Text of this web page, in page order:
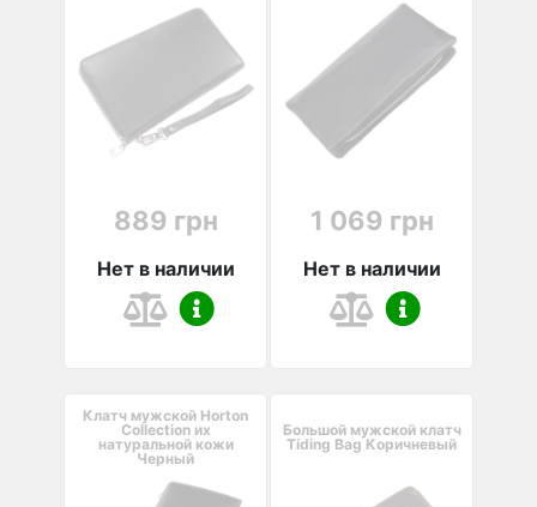
889 грн
Нет в наличии
1 069 грн
Нет в наличии
Клатч мужской Horton
Collection их
натуральной кожи
Черный
Большой мужской клатч
Tiding Bag Коричневый